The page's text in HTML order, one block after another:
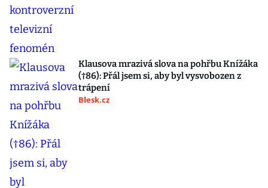
Klausova mrazivá slova na pohřbu Knížáka
(†86): Přál jsem si, aby byl vysvobozen z
trápení
Blesk.cz